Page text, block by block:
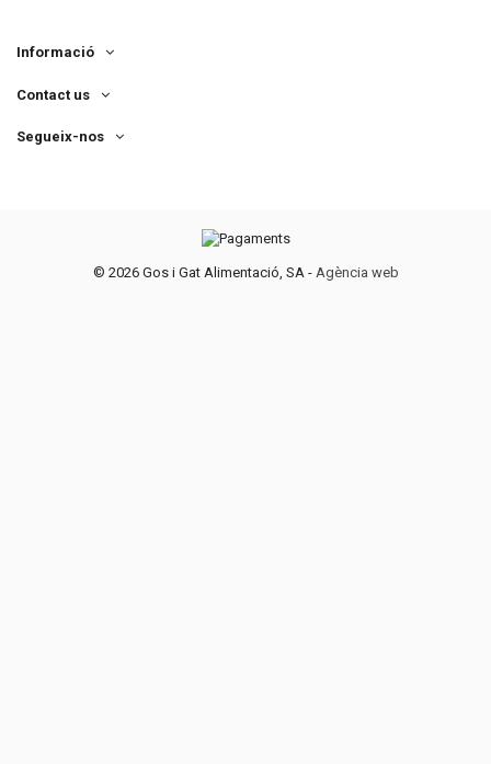
Informació
Contact us
Segueix-nos
© 2026 Gos i Gat Alimentació, SA - Agència web